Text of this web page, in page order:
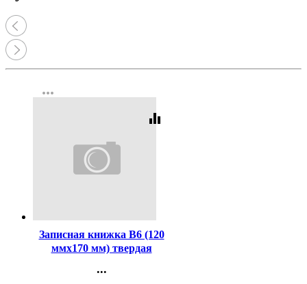
more_horiz
equalizer
Записная книжка B6 (120
ммx170 мм) твердая
deVENTE МуурКафе
...